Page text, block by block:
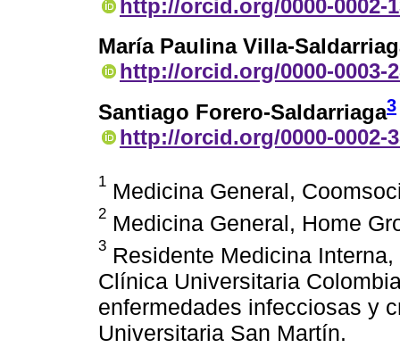
http://orcid.org/0000-0002-
María Paulina Villa-
http://orcid.org/0000-0003-
Santiago Forero-Saldarriaga3
http://orcid.org/0000-0002-
1 Medicina General,
2 Medicina General, Home
3 Residente Medicina
Clínica Universitaria
enfermedades infecciosas y
Universitaria San Martín.